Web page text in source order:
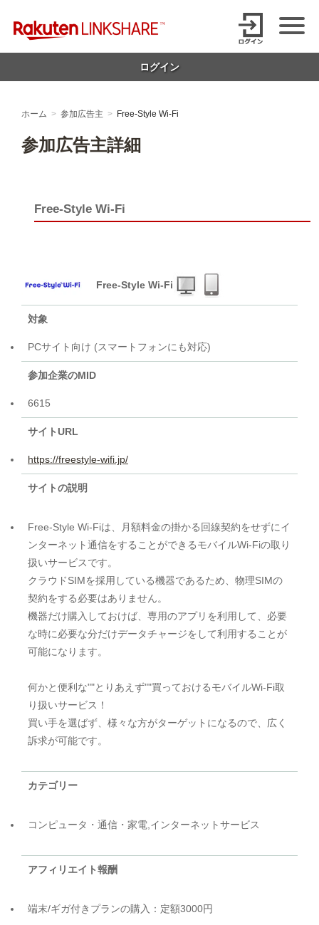
【1円からお支払い可能】アフィリエイトならリンクシェア・ジャパ
ログイン
ホーム 参加広告主 Free-Style Wi-Fi
参加広告主詳細
Free-Style Wi-Fi
Free-Style Wi-Fi
対象
PCサイト向け (スマートフォンにも対応)
参加企業のMID
6615
サイトURL
https://freestyle-wifi.jp/
サイトの説明
Free-Style Wi-Fiは、月額料金の掛かる回線契約をせずにイ
ンターネット通信をすることができるモバイルWi-Fiの取り
扱いサービスです。
クラウドSIMを採用している機器であるため、物理SIMの
契約をする必要はありません。
機器だけ購入しておけば、専用のアプリを利用して、必要
な時に必要な分だけデータチャージをして利用することが
可能になります。
何かと便利な""とりあえず""買っておけるモバイルWi-Fi取
り扱いサービス！
買い手を選ばず、様々な方がターゲットになるので、広く
訴求が可能です。
カテゴリー
コンピュータ・通信・家電,インターネットサービス
アフィリエイト報酬
端末/ギガ付きプランの購入：定額3000円